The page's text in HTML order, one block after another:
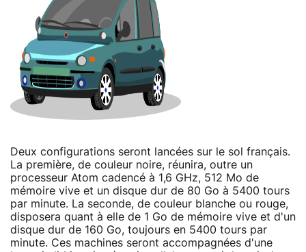
Deux configurations seront lancées sur le sol français.
La première, de couleur noire, réunira, outre un
processeur Atom cadencé à 1,6 GHz, 512 Mo de
mémoire vive et un disque dur de 80 Go à 5400 tours
par minute. La seconde, de couleur blanche ou rouge,
disposera quant à elle de 1 Go de mémoire vive et d'un
disque dur de 160 Go, toujours en 5400 tours par
minute. Ces machines seront accompagnées d'une